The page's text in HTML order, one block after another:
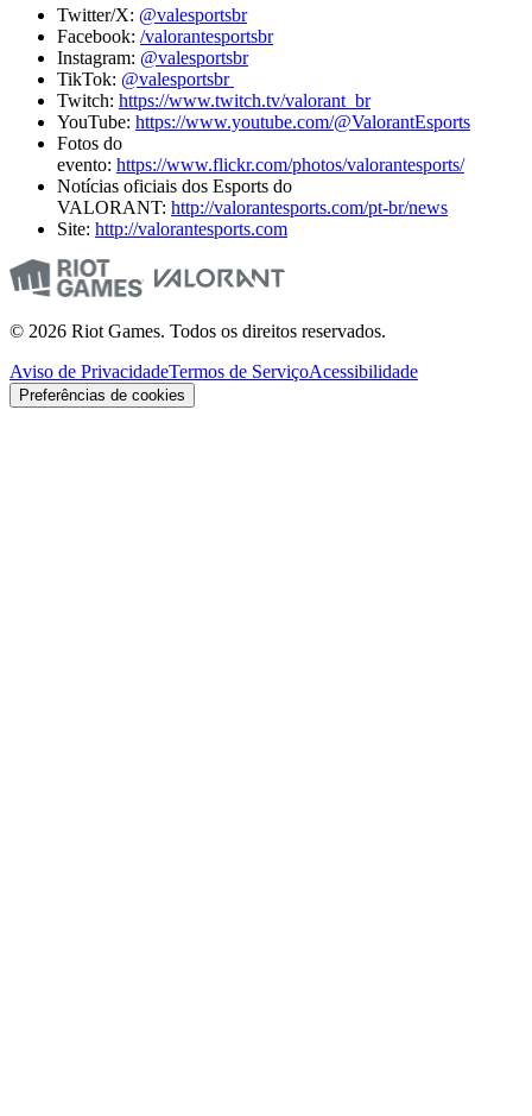
Twitter/X: @valesportsbr
Facebook: /valorantesportsbr
Instagram: @valesportsbr
TikTok: @valesportsbr
Twitch: https://www.twitch.tv/valorant_br
YouTube: https://www.youtube.com/@ValorantEsports
Fotos do
evento: https://www.flickr.com/photos/valorantesports/
Notícias oficiais dos Esports do
VALORANT: http://valorantesports.com/pt-br/news
Site: http://valorantesports.com
© 2026 Riot Games. Todos os direitos reservados.
Aviso de PrivacidadeTermos de ServiçoAcessibilidade
Preferências de cookies